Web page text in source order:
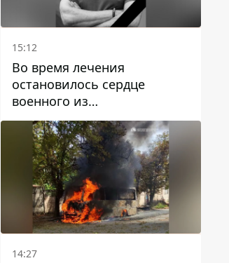
15:12
Во время лечения
остановилось сердце
военного из
Днепропетровской области
Ростислава Лупашко
14:27